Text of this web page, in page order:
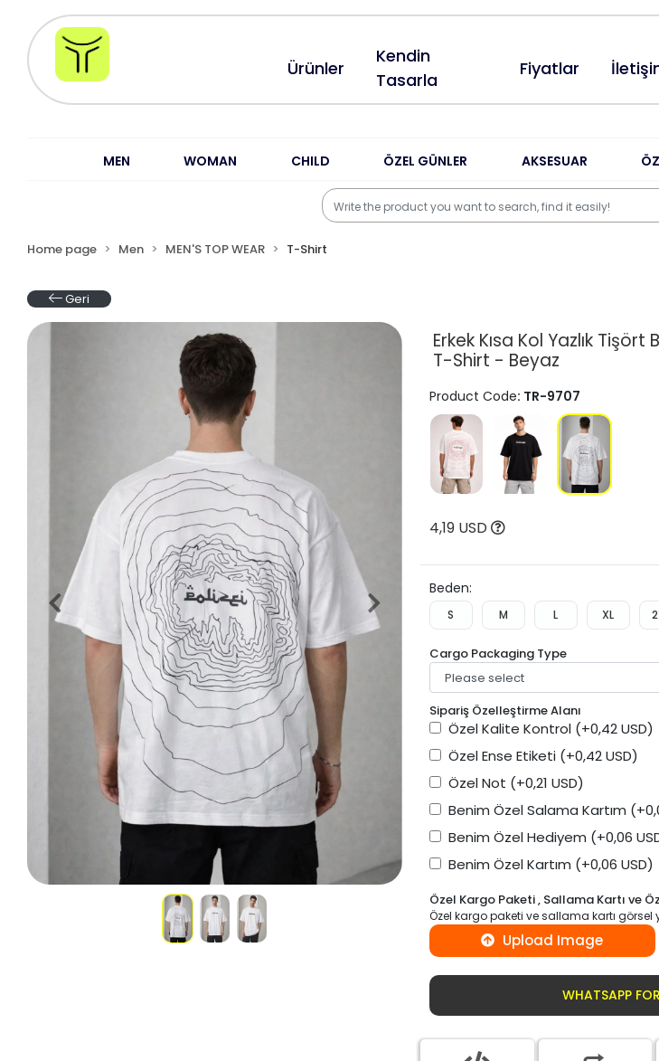
Ürünler
Kendin
Tasarla
Fiyatlar
MEN WOMAN CHILD ÖZEL GÜNLER AKSESUAR
Home page Men MEN'S TOP WEAR T-Shirt
Geri
Erkek Kısa Kol Yazlık Tişört
T-Shirt - Beyaz
Product Code: TR-9707
4,19 USD
Beden:
S M L XL
Cargo Packaging Type
Sipariş Özelleştirme Alanı
Özel Kalite Kontrol (+0,42 USD)
Özel Ense Etiketi (+0,42 USD)
Özel Not (+0,21 USD)
Benim Özel Salama Kartım
Benim Özel Hediyem (+0,06
Benim Özel Kartım (+0,06 USD)
Özel Kargo Paketi , Sallama Kartı ve
Özel kargo paketi ve sallama kartı görsel
Upload Image
WHATSAPP